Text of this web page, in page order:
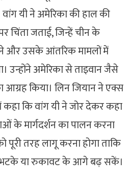
यी ने अमेरिका की हाल की
चिंता जताई, जिन्हें चीन के
और उसके आंतरिक मामलों में
उन्होंने अमेरिका से ताइवान जैसे
आग्रह किया। लिन जियान ने एक्स
कि वांग यी ने जोर देकर कहा
के मार्गदर्शन का पालन करना
तरह लागू करना होगा ताकि
भटके या रुकावट के आगे बढ़ सकें।